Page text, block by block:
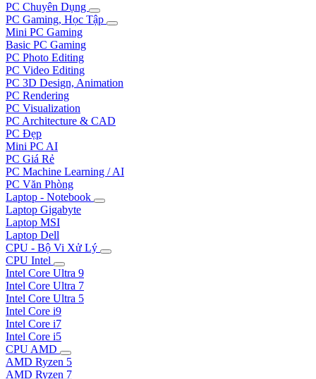
PC Chuyên Dụng
PC Gaming, Học Tập
Mini PC Gaming
Basic PC Gaming
PC Photo Editing
PC Video Editing
PC 3D Design, Animation
PC Rendering
PC Visualization
PC Architecture & CAD
PC Đẹp
Mini PC AI
PC Giá Rẻ
PC Machine Learning / AI
PC Văn Phòng
Laptop - Notebook
Laptop Gigabyte
Laptop MSI
Laptop Dell
CPU - Bộ Vi Xử Lý
CPU Intel
Intel Core Ultra 9
Intel Core Ultra 7
Intel Core Ultra 5
Intel Core i9
Intel Core i7
Intel Core i5
CPU AMD
AMD Ryzen 5
AMD Ryzen 7